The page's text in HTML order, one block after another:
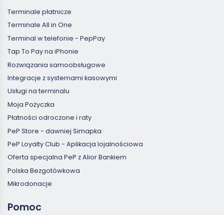
Terminale płatnicze
Terminale All in One
Terminal w telefonie - PepPay
Tap To Pay na iPhonie
Rozwiązania samoobsługowe
Integracje z systemami kasowymi
Usługi na terminalu
Moja Pożyczka
Płatności odroczone i raty
PeP Store - dawniej Simapka
PeP Loyalty Club - Aplikacja lojalnościowa
Oferta specjalna PeP z Alior Bankiem
Polska Bezgotówkowa
Mikrodonacje
Pomoc